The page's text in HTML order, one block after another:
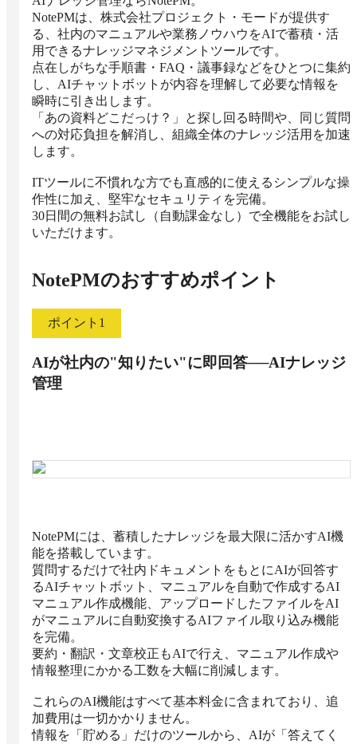
NotePMは、株式会社プロジェクト・モードが提供す
る、社内のマニュアルや業務ノウハウをAIで蓄積・活
用できるナレッジマネジメントツールです。
点在しがちな手順書・FAQ・議事録などをひとつに集約
し、AIチャットボットが内容を理解して必要な情報を
瞬時に引き出します。
「あの資料どこだっけ？」と探し回る時間や、同じ質問
への対応負担を解消し、組織全体のナレッジ活用を加速
します。
ITツールに不慣れな方でも直感的に使えるシンプルな操
作性に加え、堅牢なセキュリティを完備。
30日間の無料お試し（自動課金なし）で全機能をお試し
いただけます。
NotePMのおすすめポイント
ポイント 1
AIが社内の"知りたい"に即回答──AIナレッジ
管理
NotePMには、蓄積したナレッジを最大限に活かすAI機
能を搭載しています。
質問するだけで社内ドキュメントをもとにAIが回答す
るAIチャットボット、マニュアルを自動で作成するAI
マニュアル作成機能、アップロードしたファイルをAI
がマニュアルに自動変換するAIファイル取り込み機能
を完備。
要約・翻訳・文章校正もAIで行え、マニュアル作成や
情報整理にかかる工数を大幅に削減します。
これらのAI機能はすべて基本料金に含まれており、追
加費用は一切かかりません。
情報を「貯める」だけのツールから、AIが「答えてく